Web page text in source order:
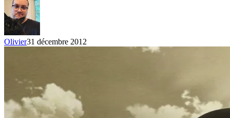
Olivier31 décembre 2012